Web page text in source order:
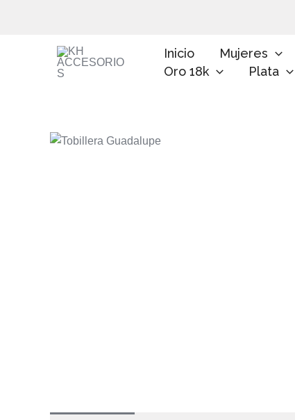
Inicio Mujeres
Oro 18k
Plata